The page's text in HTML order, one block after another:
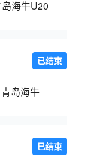
海牛U20
青岛海牛
已结束
已结束